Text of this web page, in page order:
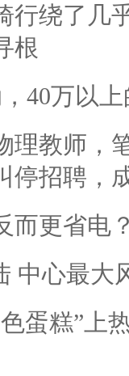
行绕了几
根
40万以
理教师，
停招聘，
而更省电
中心最大
蛋糕”上